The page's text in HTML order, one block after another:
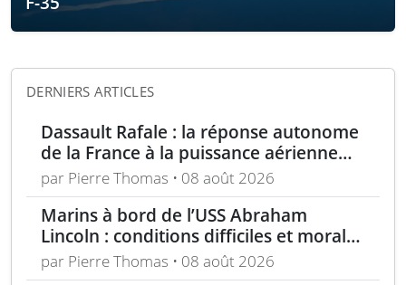
DERNIERS ARTICLES
Dassault Rafale : la réponse autonome
de la France à la puissance aérienne
moderne
par Pierre Thomas • 08 août 2026
Marins à bord de l’USS Abraham
Lincoln : conditions difficiles et moral
en berne selon leurs familles
par Pierre Thomas • 08 août 2026